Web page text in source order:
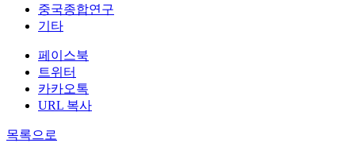
중국종합연구
기타
페이스북
트위터
카카오톡
URL 복사
목록으로